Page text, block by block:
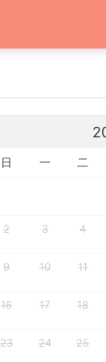
日 一 二
2 3 4
9 10 11
16 17 18
23 24 25